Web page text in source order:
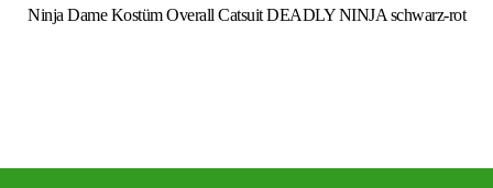
Ninja Dame Kostüm Overall Catsuit DEADLY NINJA schwarz-rot